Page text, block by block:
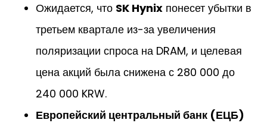
Ожидается, что SK Hynix понесет убытки в
третьем квартале из-за увеличения
поляризации спроса на DRAM, и целевая
цена акций была снижена с 280 000 до
240 000 KRW.
Европейский центральный банк (ЕЦБ)